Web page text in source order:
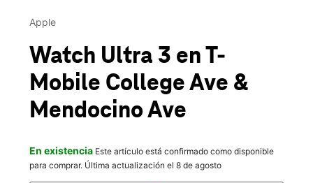
Sáb.:
501B College Ave Santa Rosa, CA 95404
Apple
Watch Ultra 3 en T-
Mobile College Ave &
Mendocino Ave
En existencia Este artículo está confirmado como disponible
para comprar. Última actualización el 8 de agosto